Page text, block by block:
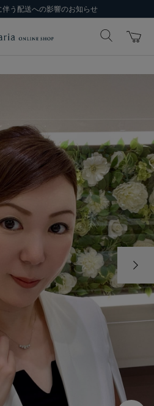
伴う配送への影響のお知らせ